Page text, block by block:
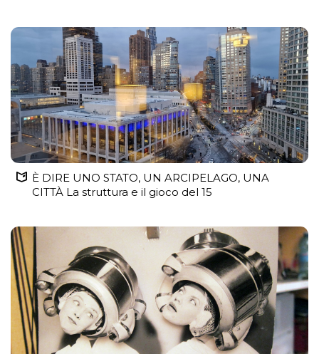
È DIRE UNO STATO, UN ARCIPELAGO, UNA
CITTÀ La struttura e il gioco del 15